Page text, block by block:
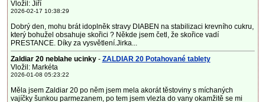
Vložil: Jiří
2026-02-17 10:38:29
Dobrý den, mohu brát idoplněk stravy DIABEN na stabilizaci krevního cukru,
který bohužel obsahuje skořici ? Někde jsem četl, že skořice vadí
PRESTANCE. Díky za vysvětlení.Jirka...
Zaldiar 20 neblahe ucinky- ZALDIAR 20 Potahované tablety
Vložil: Markéta
2026-01-08 05:23:22
Měla jsem Zaldiar 20 po něm jsem mela akorát těstoviny s míchaných
vajíčky šunkou parmezanem, po tem jsem vlezla do vany okamžitě se mi